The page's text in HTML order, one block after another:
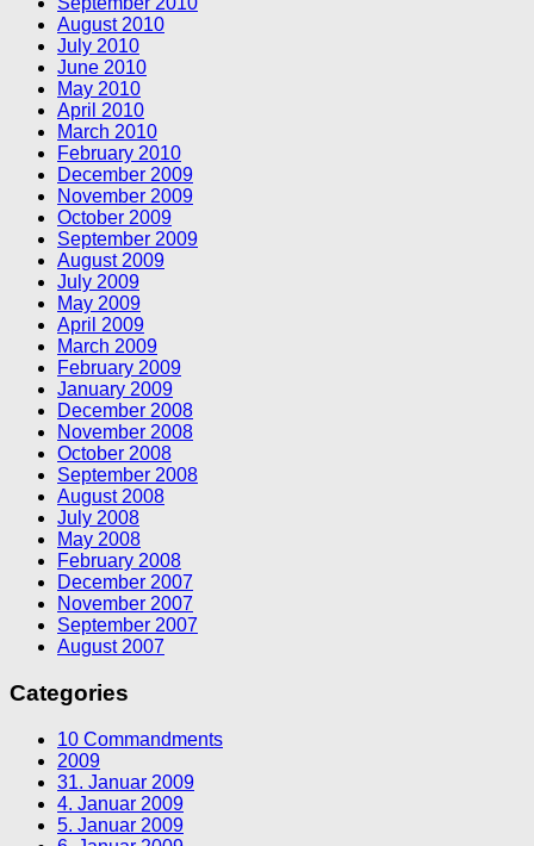
August 2010
July 2010
June 2010
May 2010
April 2010
March 2010
February 2010
December 2009
November 2009
October 2009
September 2009
August 2009
July 2009
May 2009
April 2009
March 2009
February 2009
January 2009
December 2008
November 2008
October 2008
September 2008
August 2008
July 2008
May 2008
February 2008
December 2007
November 2007
September 2007
August 2007
Categories
10 Commandments
2009
31. Januar 2009
4. Januar 2009
5. Januar 2009